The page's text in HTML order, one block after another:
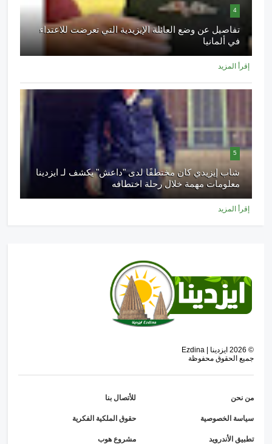
4
تفاصيل عن وضع العائلة الإيزيدية التي تعرضت للاعتداء
في ألمانيا
إقرأ المزيد
5
شاب إيزيدي كان مختطفًا لدى "داعش" يكشف لـ ايزدينا
معلومات مهمة خلال رحلة اختطافه
إقرأ المزيد
©
2026 ايزدينا | Ezdina
جميع الحقوق محفوظة
من نحن للأتصال بنا
سياسة الخصوصية حقوق الملكية الفكرية
تطبيق الأندرويد مشروع هوب